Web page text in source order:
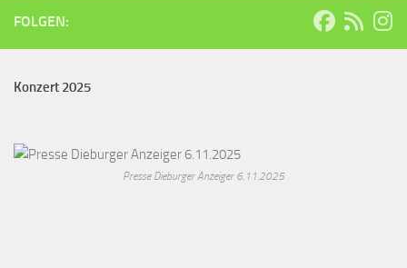
FOLGEN:
Konzert 2025
Presse Dieburger Anzeiger 6.11.2025